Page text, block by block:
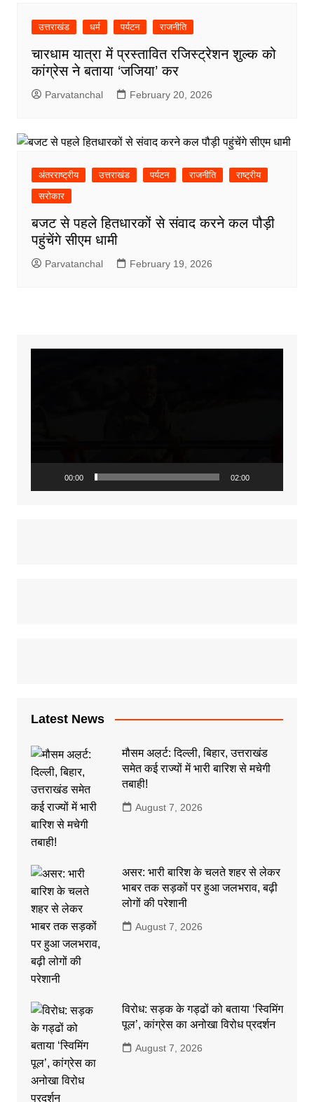
उत्तराखंड धर्म पर्यटन राजनीति
चारधाम यात्रा में प्रस्तावित रजिस्ट्रेशन शुल्क को
कांग्रेस ने बताया ‘जजिया’ कर
Parvatanchal February 20, 2026
अंतरराष्ट्रीय उत्तराखंड पर्यटन राजनीति
राष्ट्रीय
सरोकार
बजट से पहले हितधारकों से संवाद करने कल पौड़ी
पहुंचेंगे सीएम धामी
Parvatanchal February 19, 2026
00:00 02:00
Latest News
मौसम अल़र्ट: दिल्ली, बिहार, उत्तराखंड
समेत कई राज्यों में भारी बारिश से मचेगी
तबाही!
August 7, 2026
असर: भारी बारिश के चलते शहर से लेकर
भाबर तक सड़कों पर हुआ जलभराव, बढ़ी
लोगों की परेशानी
August 7, 2026
विरोध: सड़क के गड्ढों को बताया ‘स्विमिंग
पूल’, कांग्रेस का अनोखा विरोध प्रदर्शन
August 7, 2026